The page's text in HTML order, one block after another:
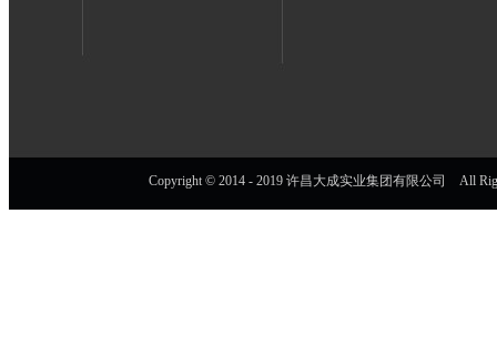
Copyright © 2014 - 2019 许昌大成实业集团有限公司 All